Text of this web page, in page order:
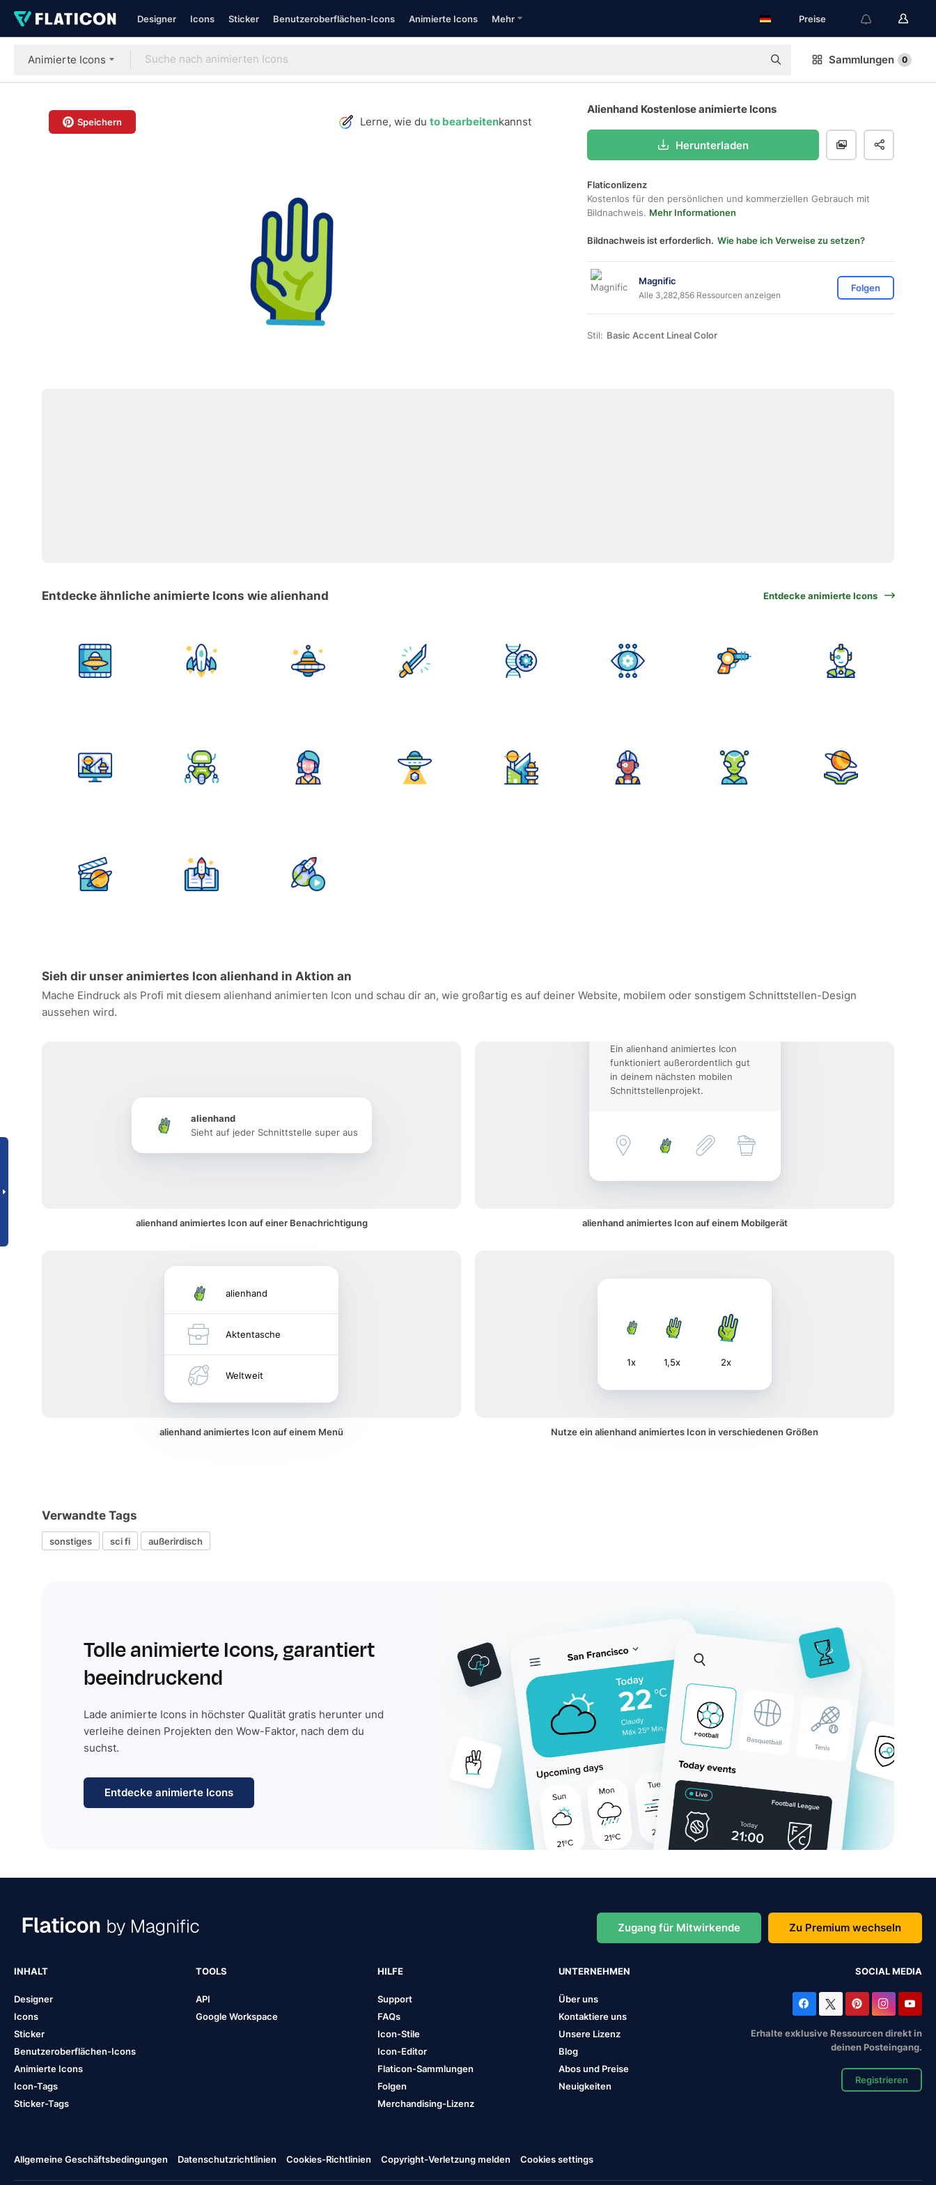
Designer Icons Sticker Benutzeroberflächen-Icons Animierte Icons Mehr Preise
Animierte Icons Sammlungen 0
Speichern Lerne, wie du to bearbeitenkannst
Alienhand Kostenlose animierte Icons
Herunterladen
Flaticonlizenz
Kostenlos für den persönlichen und kommerziellen Gebrauch mit
Bildnachweis. Mehr Informationen
Bildnachweis ist erforderlich. Wie habe ich Verweise zu setzen?
Magnific
Alle 3,282,856 Ressourcen anzeigen
Folgen
Stil: Basic Accent Lineal Color
Entdecke ähnliche animierte Icons wie alienhand Entdecke animierte Icons
Sieh dir unser animiertes Icon alienhand in Aktion an
Mache Eindruck als Profi mit diesem alienhand animierten Icon und schau dir an, wie großartig es auf deiner Website, mobilem oder sonstigem Schnittstellen-Design
aussehen wird.
alienhand
Sieht auf jeder Schnittstelle super aus
alienhand animiertes Icon auf einer Benachrichtigung
Ein alienhand animiertes Icon
funktioniert außerordentlich gut
in deinem nächsten mobilen
Schnittstellenprojekt.
alienhand animiertes Icon auf einem Mobilgerät
alienhand
Aktentasche
Weltweit
alienhand animiertes Icon auf einem Menü
1x 1,5x 2x
Nutze ein alienhand animiertes Icon in verschiedenen Größen
Verwandte Tags
sonstiges sci fi außerirdisch
Tolle animierte Icons, garantiert
beeindruckend
Lade animierte Icons in höchster Qualität gratis herunter und
verleihe deinen Projekten den Wow-Faktor, nach dem du
suchst.
Entdecke animierte Icons
Zugang für Mitwirkende Zu Premium wechseln
INHALT
Designer
Icons
Sticker
Benutzeroberflächen-Icons
Animierte Icons
Icon-Tags
Sticker-Tags
TOOLS
API
Google Workspace
HILFE
Support
FAQs
Icon-Stile
Icon-Editor
Flaticon-Sammlungen
Folgen
Merchandising-Lizenz
UNTERNEHMEN
Über uns
Kontaktiere uns
Unsere Lizenz
Blog
Abos und Preise
Neuigkeiten
SOCIAL MEDIA
Erhalte exklusive Ressourcen direkt in
deinen Posteingang.
Registrieren
Allgemeine Geschäftsbedingungen Datenschutzrichtlinien Cookies-Richtlinien Copyright-Verletzung melden Cookies settings